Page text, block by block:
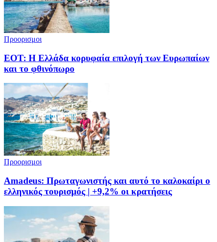
Προορισμοι
ΕΟΤ: Η Ελλάδα κορυφαία επιλογή των Ευρωπαίων
και το φθινόπωρο
Προορισμοι
Amadeus: Πρωταγωνιστής και αυτό το καλοκαίρι ο
ελληνικός τουρισμός | +9,2% οι κρατήσεις